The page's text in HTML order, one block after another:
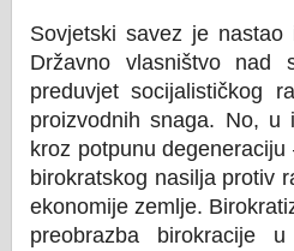
Sovjetski savez je
Državno vlasništvo nad
preduvjet socijalističkog
proizvodnih snaga. No, u
kroz potpunu
birokratskog nasilja protiv
ekonomije zemlje.
preobrazba birokracije